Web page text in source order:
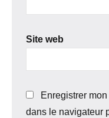
Site web
Enregistrer
dans le navigateur